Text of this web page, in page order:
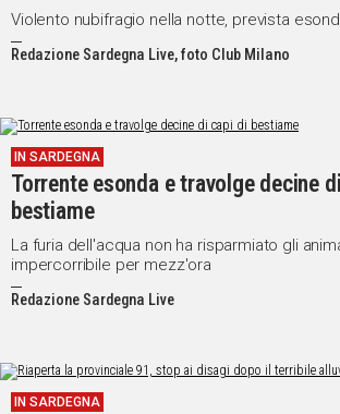
AL CANALE
WHATSAPP
Social
Violento nubifragio nella notte, prevista
Redazione Sardegna Live, foto Club Milano
IN SARDEGNA
Torrente esonda e travolge decine
bestiame
La furia dell'acqua non ha risparmiato gli
impercorribile per mezz'ora
Redazione Sardegna Live
IN SARDEGNA